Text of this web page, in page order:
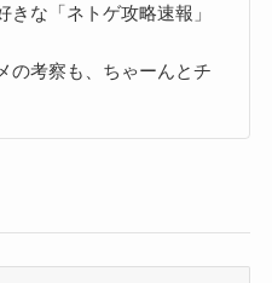
な「ネトゲ攻略速報」
の考察も、ちゃーんとチ